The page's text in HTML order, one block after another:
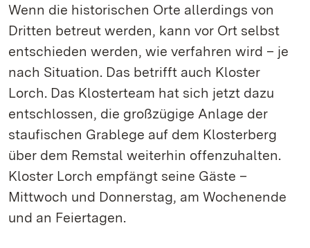
Wenn die historischen Orte allerdings von
Dritten betreut werden, kann vor Ort selbst
entschieden werden, wie verfahren wird – je
nach Situation. Das betrifft auch Kloster
Lorch. Das Klosterteam hat sich jetzt dazu
entschlossen, die großzügige Anlage der
staufischen Grablege auf dem Klosterberg
über dem Remstal weiterhin offenzuhalten.
Kloster Lorch empfängt seine Gäste –
Mittwoch und Donnerstag, am Wochenende
und an Feiertagen.